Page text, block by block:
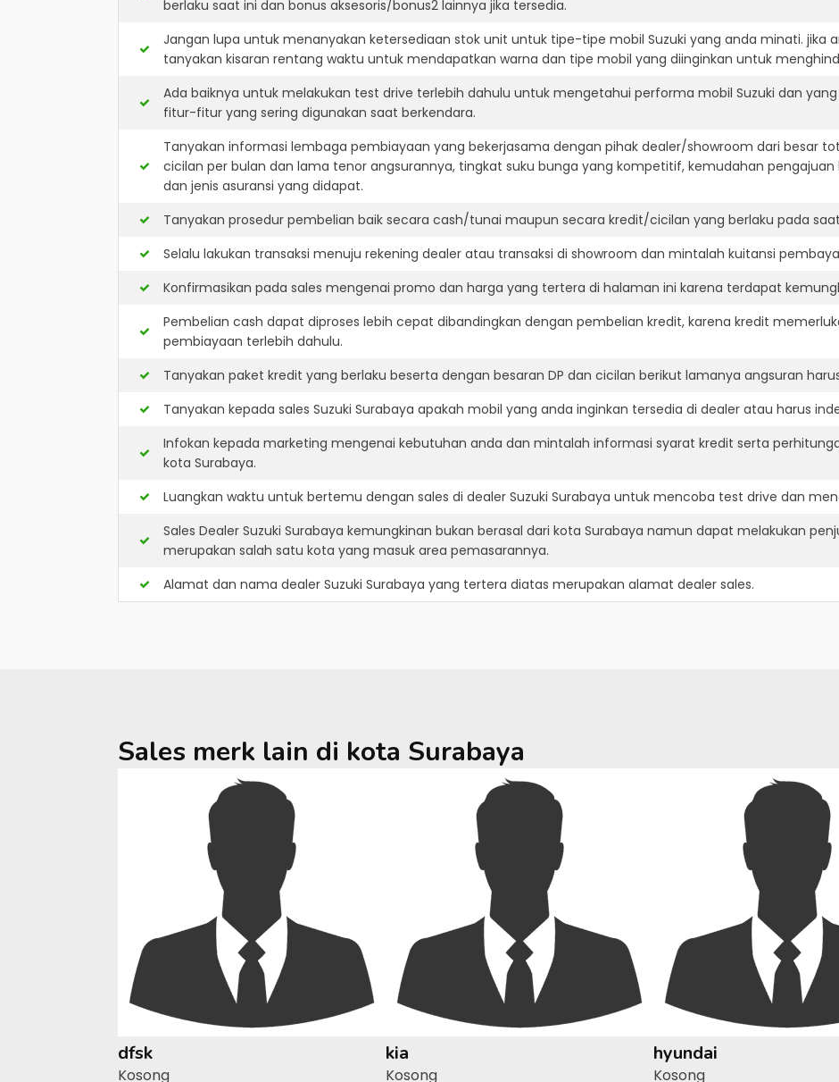
berlaku saat ini dan bonus aksesoris/bonus2 lainnya jika tersedia.
Jangan lupa untuk menanyakan ketersediaan stok unit untuk tipe-tipe mobil Suzuki yang anda minati. jika
tanyakan kisaran rentang waktu untuk mendapatkan warna dan tipe mobil yang diinginkan untuk
Ada baiknya untuk melakukan test drive terlebih dahulu untuk mengetahui performa mobil Suzuki dan
fitur-fitur yang sering digunakan saat berkendara.
Tanyakan informasi lembaga pembiayaan yang bekerjasama dengan pihak dealer/showroom dari besar
cicilan per bulan dan lama tenor angsurannya, tingkat suku bunga yang kompetitif, kemudahan
dan jenis asuransi yang didapat.
Tanyakan prosedur pembelian baik secara cash/tunai maupun secara kredit/cicilan yang berlaku pada
Selalu lakukan transaksi menuju rekening dealer atau transaksi di showroom dan mintalah kuitansi
Konfirmasikan pada sales mengenai promo dan harga yang tertera di halaman ini karena terdapat
Pembelian cash dapat diproses lebih cepat dibandingkan dengan pembelian kredit, karena kredit
pembiayaan terlebih dahulu.
Tanyakan paket kredit yang berlaku beserta dengan besaran DP dan cicilan berikut lamanya angsuran
Tanyakan kepada sales Suzuki Surabaya apakah mobil yang anda inginkan tersedia di dealer atau harus
Infokan kepada marketing mengenai kebutuhan anda dan mintalah informasi syarat kredit serta
kota Surabaya.
Luangkan waktu untuk bertemu dengan sales di dealer Suzuki Surabaya untuk mencoba test drive dan
Sales Dealer Suzuki Surabaya kemungkinan bukan berasal dari kota Surabaya namun dapat melakukan
merupakan salah satu kota yang masuk area pemasarannya.
Alamat dan nama dealer Suzuki Surabaya yang tertera diatas merupakan alamat dealer sales.
Sales merk lain di kota Surabaya
dfsk
Kosong
kia
Kosong
hyundai
Kosong